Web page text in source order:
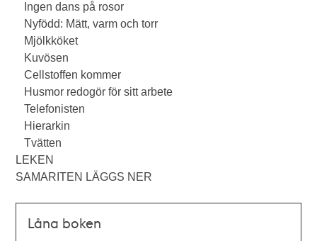
Ingen dans på rosor
Nyfödd: Mätt, varm och torr
Mjölkköket
Kuvösen
Cellstoffen kommer
Husmor redogör för sitt arbete
Telefonisten
Hierarkin
Tvätten
LEKEN
SAMARITEN LÄGGS NER
Låna boken